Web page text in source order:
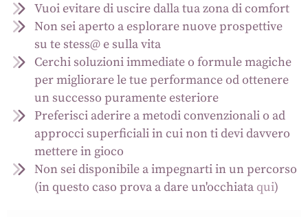
Vuoi evitare di uscire dalla tua zona di comfort
Non sei aperto a esplorare nuove prospettive
su te stess@ e sulla vita
Cerchi soluzioni immediate o formule magiche
per migliorare le tue performance od ottenere
un successo puramente esteriore
Preferisci aderire a metodi convenzionali o ad
approcci superficiali in cui non ti devi davvero
mettere in gioco
Non sei disponibile a impegnarti in un percorso
(in questo caso prova a dare un'occhiata qui)